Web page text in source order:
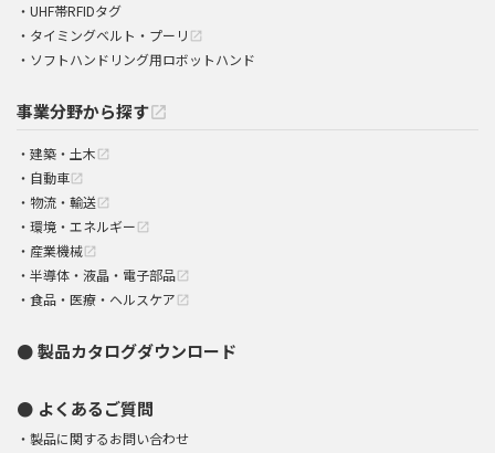
UHF帯RFIDタグ
タイミングベルト・プーリ open_in_new
ソフトハンドリング用ロボットハンド
事業分野から探すopen_in_new
建築・土木 open_in_new
自動車 open_in_new
物流・輸送 open_in_new
環境・エネルギー open_in_new
産業機械 open_in_new
半導体・液晶・電子部品 open_in_new
食品・医療・ヘルスケア open_in_new
製品カタログダウンロード
よくあるご質問
製品に関するお問い合わせ